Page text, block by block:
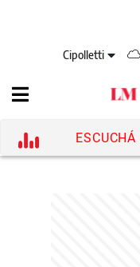
Cipolletti
ESCUCHÁ